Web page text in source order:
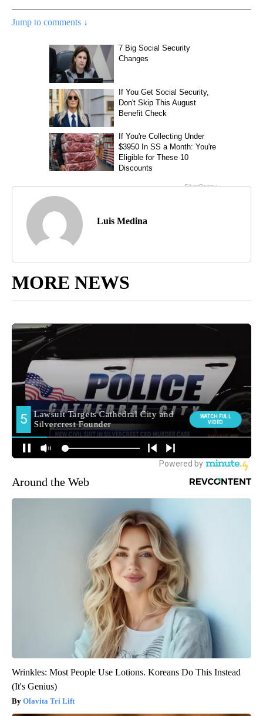
Jump to comments ↓
Luis Medina
MORE NEWS
Around the Web
Wrinkles: Most People Use Lotions. Koreans Do This Instead
(It's Genius)
Olavita Tri Lift